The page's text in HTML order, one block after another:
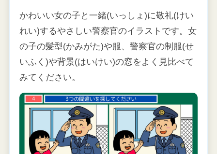
かわいい女の子と一緒(いっしょ)に敬礼(けい
れい)するやさしい警察官のイラストです。女
の子の髪型(かみがた)や服、警察官の制服(せ
いふく)や背景(はいけい)の窓をよく見比べて
みてください。